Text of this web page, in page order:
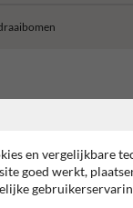
2 jaar
en vergelijkbare
goed werkt,